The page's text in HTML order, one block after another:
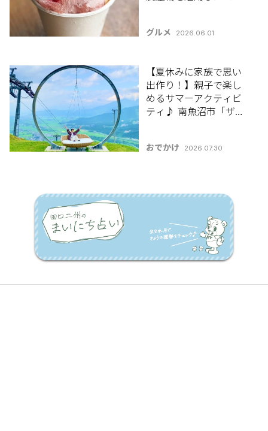
コト」【新潟のひんや
グルメ 2026.06.01
【夏休みに家族で思い
出作り！】親子で楽し
めるサマーアクティビ
ティ♪ 南魚沼市「ザ・
おでかけ 2026.07.30